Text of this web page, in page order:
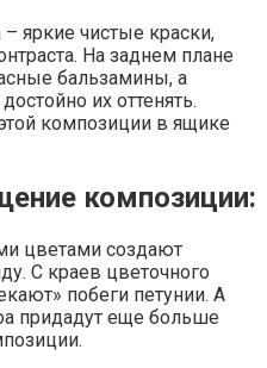
яркие чистые краски,
На заднем плане
бальзамины, а
их оттенять.
композиции в ящике
композиции:
цветами создают
С краев цветочного
побеги петунии. А
придадут еще больше